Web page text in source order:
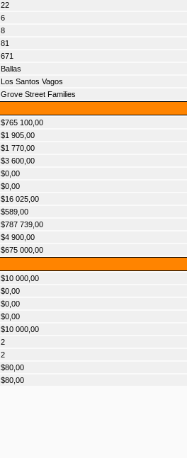
22
6
8
81
671
Ballas
Los Santos Vagos
Grove Street Families
$765 100,00
$1 905,00
$1 770,00
$3 600,00
$0,00
$0,00
$16 025,00
$589,00
$787 739,00
$4 900,00
$675 000,00
$10 000,00
$0,00
$0,00
$0,00
$10 000,00
2
2
$80,00
$80,00